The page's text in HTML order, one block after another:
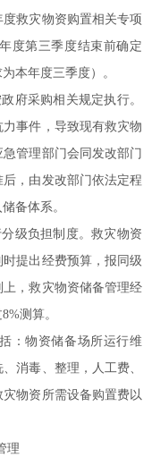
救灾物资购置相关专项
度第三季度结束前确定
本年度三季度）。
府采购相关规定执行。
事件，导致现有救灾物
管理部门会同发改部门
，由发改部门依法定程
备体系。
级负担制度。救灾物资
提出经费预算，报同级
，救灾物资储备管理经
测算。
物资储备场所运行维
消毒、整理，人工费、
物资所需设备购置费以
理